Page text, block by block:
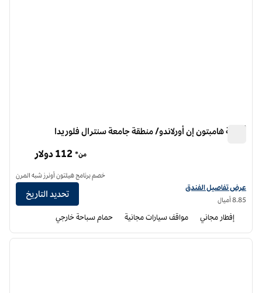
أجنحة هامبتون إن أورلاندو/ منطقة جامعة سنترال فلوريدا
عرض تفاصيل الفندق لفندق أجنحة هامبتون إن أورلاندو/منطقة إيست يو سي إف
عرض تفاصيل الفندق
8.85 أميال
من* 112 دولار
خصم برنامج هيلتون أونرز شبه المرن
تحديد التاريخ
إفطار مجاني مواقف سيارات مجانية حمام سباحة خارجي
1 من 12
الصورة